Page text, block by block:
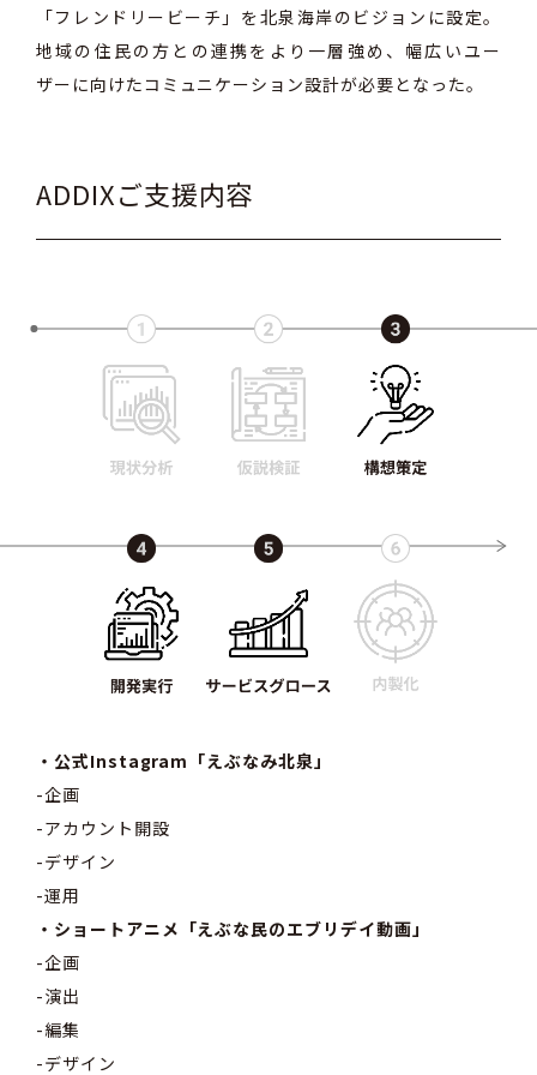
「フレンドリービーチ」を北泉海岸のビジョンに設定。
地域の住⺠の⽅との連携をより⼀層強め、幅広いユー
ザーに向けたコミュニケーション設計が必要となった。
ADDIXご支援内容
・公式Instagram「えぶなみ北泉」
-企画
-アカウント開設
-デザイン
-運用
・ショートアニメ「えぶな民のエブリデイ動画」
-企画
-演出
-編集
-デザイン